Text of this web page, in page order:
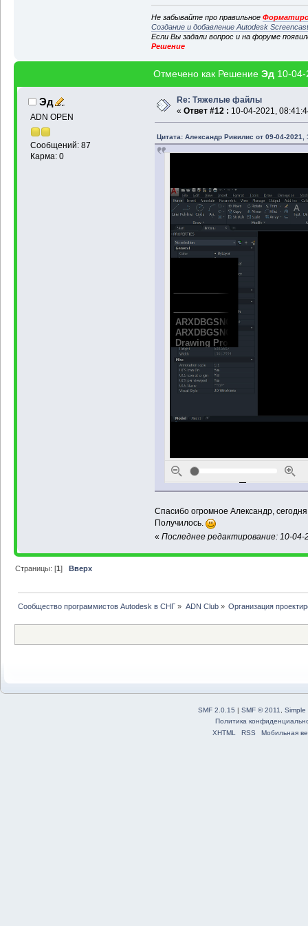
Не забывайте про правильное
Создание и добавление Autodesk
Если Вы задали вопрос и на форуме
Решение
Отмечено как Решение Эд 10-
Эд
ADN OPEN
Сообщений: 87
Карма: 0
Re: Тяжелые файлы
« Ответ #12 : 10-04-2021,
Цитата: Александр Ривилис от 09-04-2021,
Спасибо огромное Александр,
Получилось.
« Последнее редактирование: 10-
Страницы: [1] Вверх
Сообщество программистов Autodesk в СНГ » ADN Club» Организация
SMF 2.0.15 SMF © 2011, Simple
Политика
XHTML
RSS Мобильная